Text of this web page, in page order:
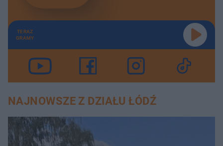
TERAZ
GRAMY
NAJNOWSZE Z DZIAŁU ŁÓDŹ